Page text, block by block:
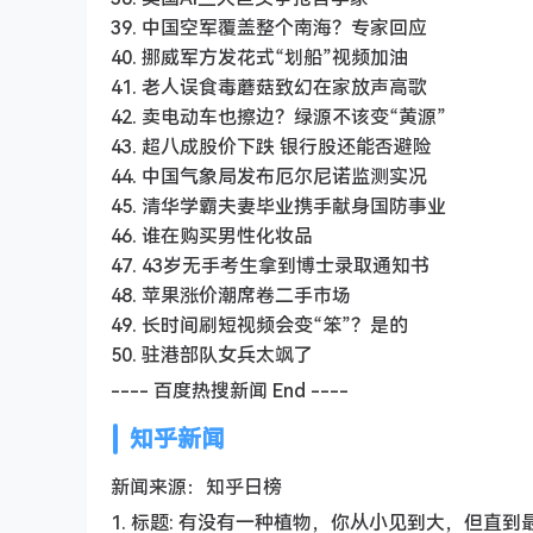
39. 中国空军覆盖整个南海？专家回应
40. 挪威军方发花式“划船”视频加油
41. 老人误食毒蘑菇致幻在家放声高歌
42. 卖电动车也擦边？绿源不该变“黄源”
43. 超八成股价下跌 银行股还能否避险
44. 中国气象局发布厄尔尼诺监测实况
45. 清华学霸夫妻毕业携手献身国防事业
46. 谁在购买男性化妆品
47. 43岁无手考生拿到博士录取通知书
48. 苹果涨价潮席卷二手市场
49. 长时间刷短视频会变“笨”？是的
50. 驻港部队女兵太飒了
---- 百度热搜新闻 End ----
知乎新闻
新闻来源：知乎日榜
1. 标题: 有没有一种植物，你从小见到大，但直到